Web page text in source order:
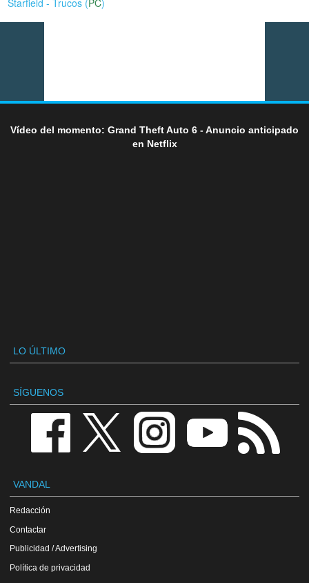
Starfield - Trucos (PC)
Vídeo del momento: Grand Theft Auto 6 - Anuncio anticipado
en Netflix
LO ÚLTIMO
SÍGUENOS
VANDAL
Redacción
Contactar
Publicidad / Advertising
Política de privacidad